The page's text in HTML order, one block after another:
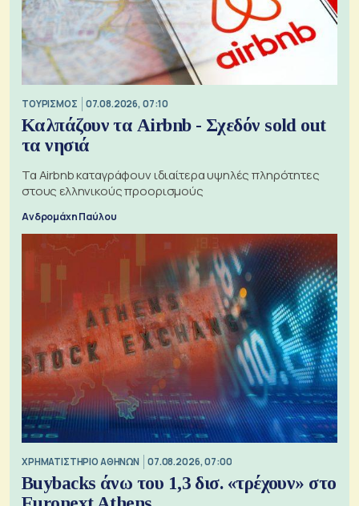
ΤΟΥΡΙΣΜΟΣ 07.08.2026, 07:10
Καλπάζουν τα Airbnb - Σχεδόν sold out
τα νησιά
Τα Airbnb καταγράφουν ιδιαίτερα υψηλές πληρότητες
στους ελληνικούς προορισμούς
Ανδρομάχη Παύλου
XΡΗΜΑΤΙΣΤΗΡΙΟ ΑΘΗΝΩΝ 07.08.2026, 07:00
Buybacks άνω του 1,3 δισ. «τρέχουν» στο